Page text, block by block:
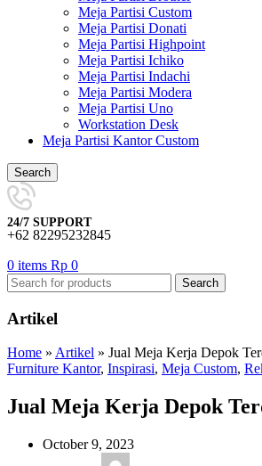
Meja Partisi Custom
Meja Partisi Donati
Meja Partisi Highpoint
Meja Partisi Ichiko
Meja Partisi Indachi
Meja Partisi Modera
Meja Partisi Uno
Workstation Desk
Meja Partisi Kantor Custom
Search
24/7 SUPPORT
+62 82295232845
0 items Rp 0
Search
Artikel
Home » Artikel » Jual Meja Kerja Depok
Furniture Kantor, Inspirasi, Meja Custom,
Jual Meja Kerja Depok
October 9, 2023